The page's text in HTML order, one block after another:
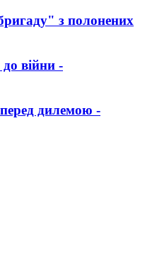
з полонених
війни -
дилемою -